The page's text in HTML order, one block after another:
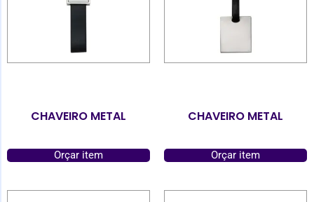
CHAVEIRO METAL
Orçar item
CHAVEIRO METAL
Orçar item